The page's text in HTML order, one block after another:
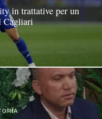
in trattative per un
Cagliari